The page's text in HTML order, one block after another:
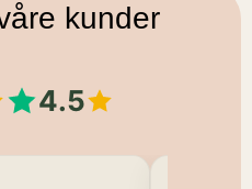
kunder
4.5